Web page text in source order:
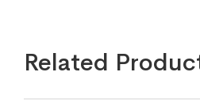
Related